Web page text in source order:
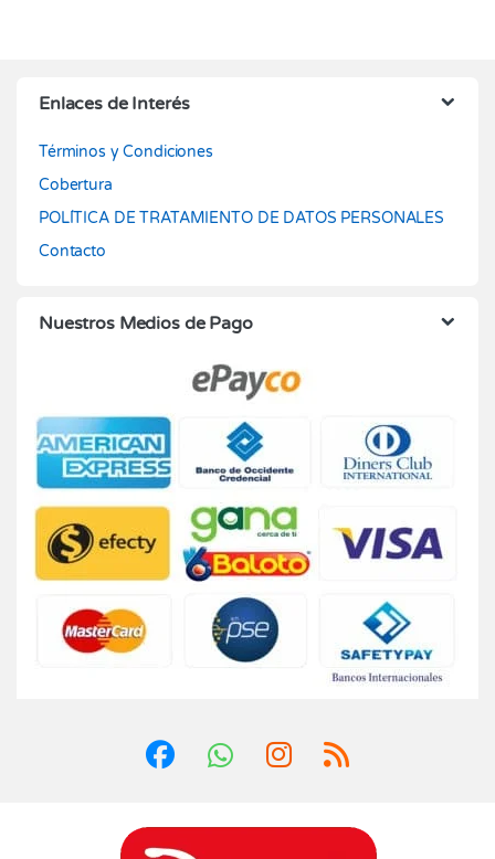
Enlaces de Interés
Términos y Condiciones
Cobertura
POLÍTICA DE TRATAMIENTO DE DATOS PERSONALES
Contacto
Nuestros Medios de Pago